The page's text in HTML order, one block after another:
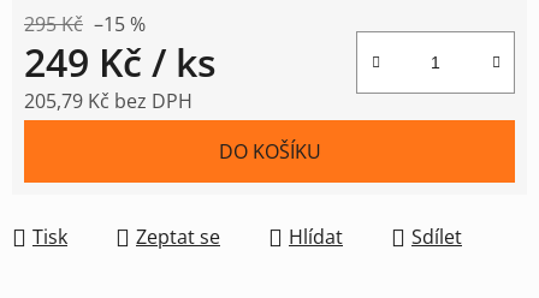
295 Kč –15 %
249 Kč / ks
205,79 Kč bez DPH
DO KOŠÍKU
Tisk Zeptat se Hlídat Sdílet